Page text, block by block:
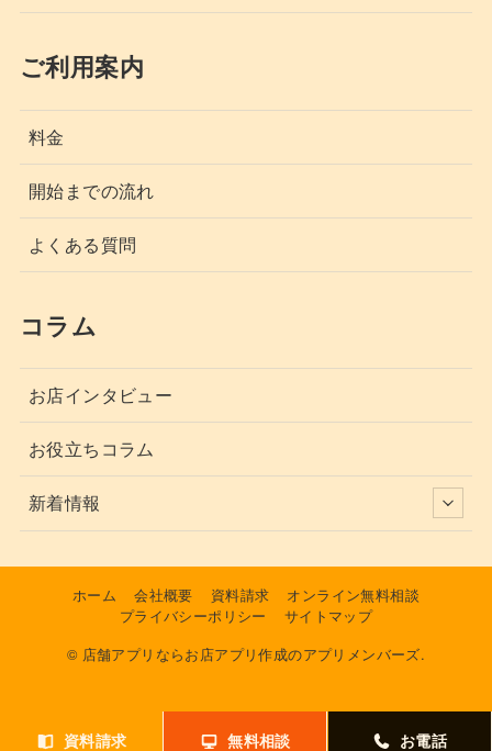
ご利用案内
料金
開始までの流れ
よくある質問
コラム
お店インタビュー
お役立ちコラム
新着情報
ホーム 会社概要 資料請求
オンライン無料相談
プライバシーポリシー
サイトマップ
© 店舗アプリならお店アプリ作成のアプリメンバーズ.
資料請求 無料相談 お電話